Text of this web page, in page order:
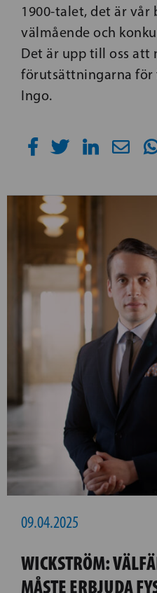
1900-talet, det är
välmående och
Det är upp till oss att
förutsättningarna för
Ingo.
09.04.2025
WICKSTRÖM:
MÅSTE ERBJUDA